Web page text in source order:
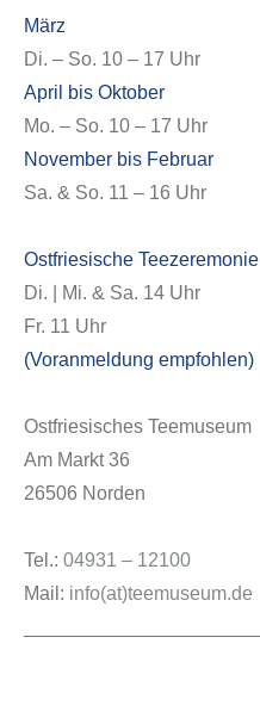
März
Di. – So. 10 – 17 Uhr
April bis Oktober
Mo. – So. 10 – 17 Uhr
November bis Februar
Sa. & So. 11 – 16 Uhr
Ostfriesische Teezeremonie
Di. | Mi. & Sa. 14 Uhr
Fr. 11 Uhr
(Voranmeldung empfohlen)
Ostfriesisches Teemuseum
Am Markt 36
26506 Norden
Tel.: 04931 – 12100
Mail: info(at)teemuseum.de